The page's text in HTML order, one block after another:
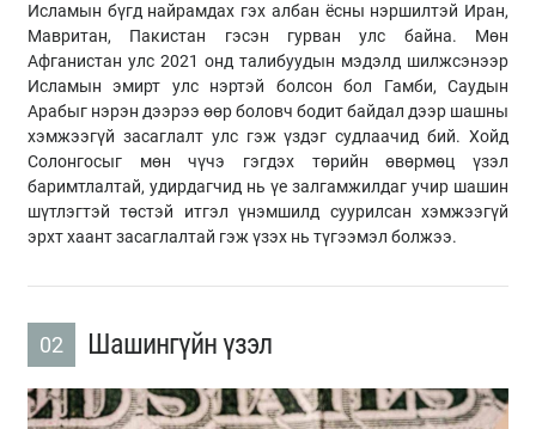
Исламын бүгд найрамдах гэх албан ёсны нэршилтэй Иран,
Мавритан, Пакистан гэсэн гурван улс байна. Мөн
Афганистан улс 2021 онд талибуудын мэдэлд шилжсэнээр
Исламын эмирт улс нэртэй болсон бол Гамби, Саудын
Арабыг нэрэн дээрээ өөр боловч бодит байдал дээр шашны
хэмжээгүй засаглалт улс гэж үздэг судлаачид бий. Хойд
Солонгосыг мөн чүчэ гэгдэх төрийн өвөрмөц үзэл
баримтлалтай, удирдагчид нь үе залгамжилдаг учир шашин
шүтлэгтэй төстэй итгэл үнэмшилд суурилсан хэмжээгүй
эрхт хаант засаглалтай гэж үзэх нь түгээмэл болжээ.
02 Шашингүйн үзэл